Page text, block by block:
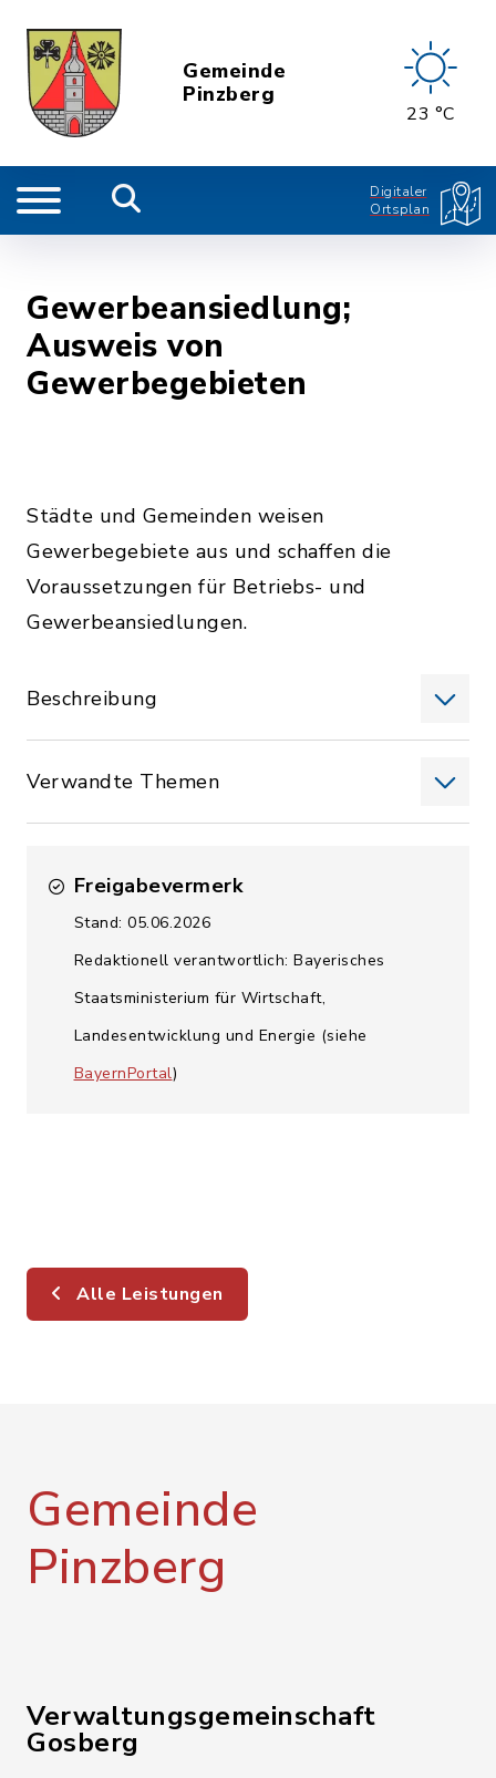
Gemeinde
Pinzberg
23 °C
Digitaler
Ortsplan
Gewerbeansiedlung;
Ausweis von
Gewerbegebieten
Städte und Gemeinden weisen
Gewerbegebiete aus und schaffen die
Voraussetzungen für Betriebs- und
Gewerbeansiedlungen.
Beschreibung
Verwandte Themen
Freigabevermerk
Stand: 05.06.2026
Redaktionell verantwortlich: Bayerisches
Staatsministerium für Wirtschaft,
Landesentwicklung und Energie (siehe
BayernPortal)
Alle Leistungen
Gemeinde
Pinzberg
Verwaltungsgemeinschaft
Gosberg